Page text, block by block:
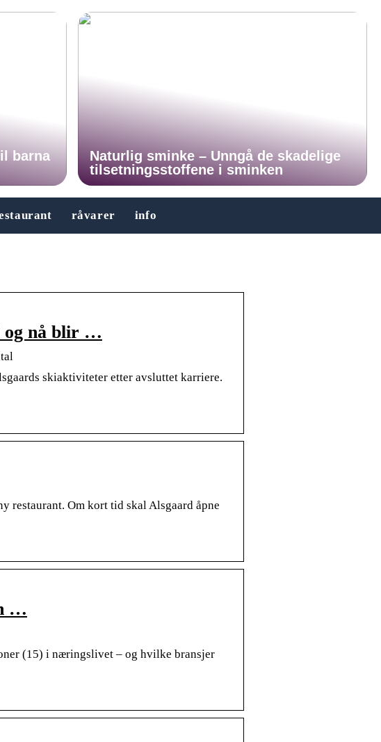
barna
Naturlig sminke – Unngå de skadelige
tilsetningsstoffene i sminken
råvarer info
og nå blir …
skiaktiviteter etter avsluttet karriere.
restaurant. Om kort tid skal Alsgaard åpne
…
(15) i næringslivet – og hvilke bransjer